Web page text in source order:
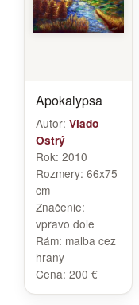
Apokalypsa
Autor: Vlado
Ostrý
Rok: 2010
Rozmery: 66x75
cm
Značenie:
vpravo dole
Rám: malba cez
hrany
Cena: 200 €